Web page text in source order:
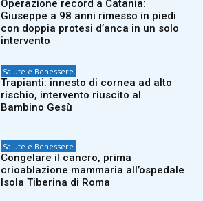
Operazione record a Catania:
Giuseppe a 98 anni rimesso in piedi
con doppia protesi d’anca in un solo
intervento
Salute e Benessere
Trapianti: innesto di cornea ad alto
rischio, intervento riuscito al
Bambino Gesù
Salute e Benessere
Congelare il cancro, prima
crioablazione mammaria all’ospedale
Isola Tiberina di Roma